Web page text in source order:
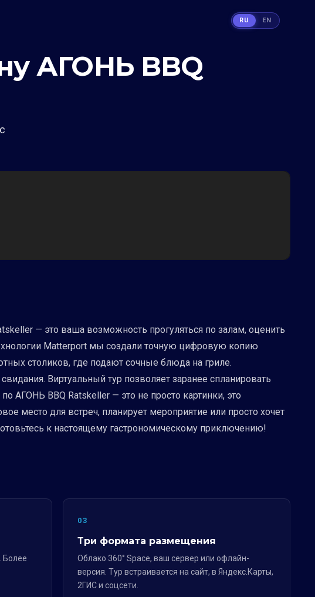
АГОНЬ BBQ
— это ваша возможность прогуляться по залам, оценить
Matterport мы создали точную цифровую копию
столиков, где подают сочные блюда на гриле.
Виртуальный тур позволяет заранее спланировать
АГОНЬ BBQ Ratskeller — это не просто картинки, это
место для встреч, планирует мероприятие или просто хочет
к настоящему гастрономическому приключению!
Более
03
Три формата размещения
Облако 360° Space, ваш сервер или офлайн-
версия. Тур встраивается на сайт, в Яндекс.Карты,
2ГИС и соцсети.
RU EN